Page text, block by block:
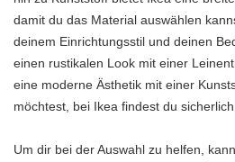
damit du das Material auswählen
deinem Einrichtungsstil und deinen
einen rustikalen Look mit einer
eine moderne Ästhetik mit einer
möchtest, bei Ikea findest du
Um dir bei der Auswahl zu helfen,